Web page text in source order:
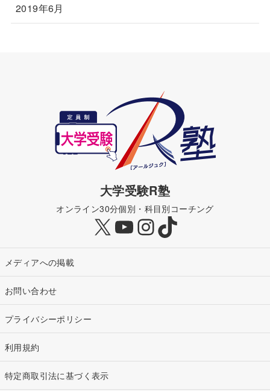
2019年6月
大学受験R塾
オンライン30分個別・科目別コーチング
X YouTube
Instagram
TikTok
メディアへの掲載
お問い合わせ
プライバシーポリシー
利用規約
特定商取引法に基づく表示